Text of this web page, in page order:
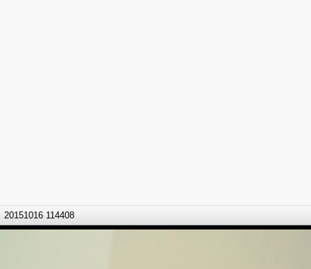
20151016 114408